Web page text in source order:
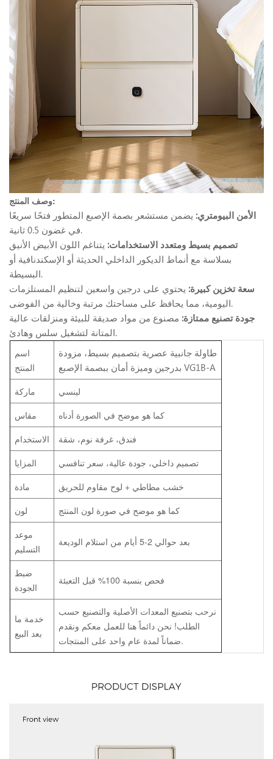
وصف المنتج:
الأمن البيومتري: يضمن مستشعر بصمة الإصبع المتطور فتحًا سريعًا
في غضون 0.5 ثانية.
تصميم بسيط ومتعدد الاستخدامات: يتناغم اللون الأبيض الأنيق
بسلاسة مع أنماط الديكور الداخلي الحديثة أو الإسكندنافية أو
البسيطة.
سعة تخزين كبيرة: يحتوي على درجين واسعين لتنظيم المستلزمات
اليومية، مما يحافظ على مساحتك مرتبة وخالية من الفوضى.
جودة تصنيع ممتازة: مصنوع من مواد صديقة للبيئة ومنزلقات عالية
المتانة لتشغيل سلس وهادئ.
اسم
المنتج
طاولة جانبية عصرية بتصميم بسيط، مزودة
بدرجين وميزة أمان ببصمة الإصبع VG1B-A
ماركة
لينسي
مقاس
كما هو موضح في الصورة أدناه
الاستخدام
فندق، غرفة نوم، شقة
المزايا
تصميم داخلي، جودة عالية، سعر تنافسي
مادة
خشب مطاطي + لوح مقاوم للحريق
لون
كما هو موضح في صورة لون المنتج
موعد
التسليم
بعد حوالي 2-5 أيام من استلام الوديعة
ضبط
الجودة
فحص بنسبة 100% قبل التعبئة
خدمة ما
بعد البيع
نرحب بتصنيع المعدات الأصلية والتصنيع حسب
الطلب! نحن دائماً هنا للعمل معكم ونقدم
ضماناً لمدة عام واحد على المنتجات.